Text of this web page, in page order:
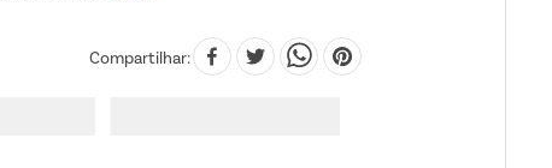
Compartilhar